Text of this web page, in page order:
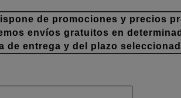
de promociones y precios
envíos gratuitos en
de entrega y del plazo